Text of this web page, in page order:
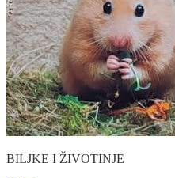
BILJKE I ŽIVOTINJE